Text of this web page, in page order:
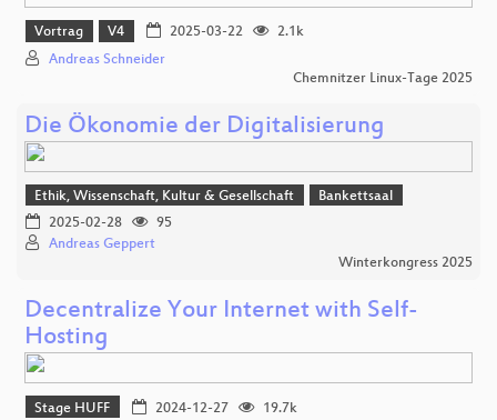
Vortrag V4 2025-03-22
2.1k
Andreas Schneider
Chemnitzer Linux-Tage 2025
Die Ökonomie der Digitalisierung
Ethik, Wissenschaft, Kultur & Gesellschaft
Bankettsaal
2025-02-28
95
Andreas Geppert
Winterkongress 2025
Decentralize Your Internet with Self-
Hosting
Stage HUFF 2024-12-27 19.7k